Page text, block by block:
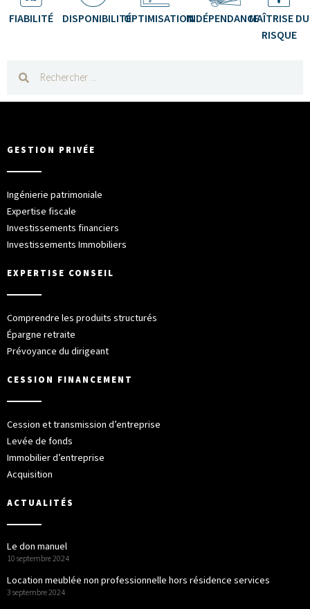
FIABILITÉ DISPONIBILITÉOPTIMISATIONINDÉPENDANCEMAÎTRISE DU
RISQUE
GESTION PRIVÉE
Ingénierie patrimoniale
Expertise fiscale
Investissements financiers
Investissements Immobiliers
EXPERTISE CONSEIL
Comprendre les produits structurés
Épargne retraite
Prévoyance du dirigeant
CESSION FINANCEMENT
Cession et transmission d’entreprise
Levée de fonds
Immobilier d’entreprise
Acquisition
ACTUALITÉS
Le don manuel
10 septembre 2024
Location meublée non professionnelle hors résidence services
3 septembre 2024